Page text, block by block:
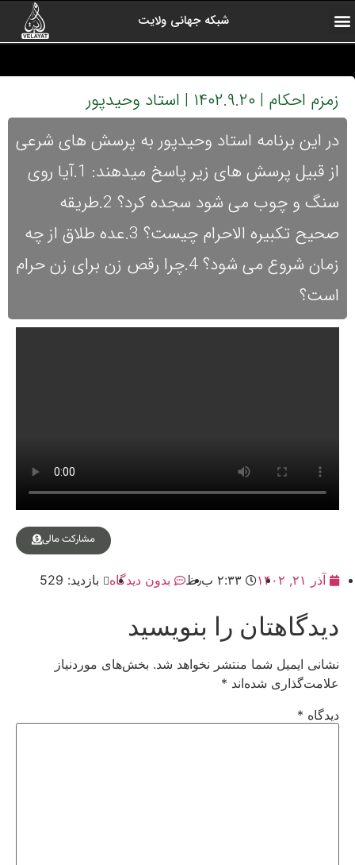
شبکه جهانی ولایت
زمزم احکام | ۱۴۰۲.۹.۲۰ | استاد وحیدپور
در این برنامه استاد وحیدپور به پرسش های شرعی
از قبیل پرسش های زیر پاسخ میدهند: 1.آیا روی
سنگ و چوب می شود سجده کرد؟ 2.طریقه
صحیح تکبیره الاحرام چیست؟ 3.عده طلاق از چه
زمان شروع می شود؟ 4.چرا رقص زن برای زن حرام
است؟
مشارکت مالی
آذر ۲۱, ۱۴۰۲ ۲:۳۳ ب٫ظ بدون دیدگاه بازدید: 529
دیدگاهتان را بنویسید
نشانی ایمیل شما منتشر نخواهد شد. بخش‌های موردنیاز
علامت‌گذاری شده‌اند *
دیدگاه *